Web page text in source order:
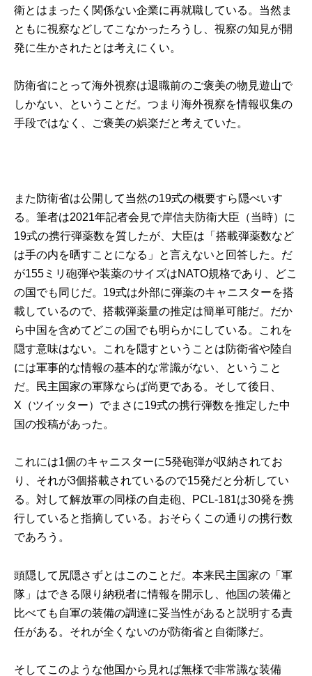
衛とはまったく関係ない企業に再就職している。当然ま
ともに視察などしてこなかったろうし、視察の知見が開
発に生かされたとは考えにくい。
防衛省にとって海外視察は退職前のご褒美の物見遊山で
しかない、ということだ。つまり海外視察を情報収集の
手段ではなく、ご褒美の娯楽だと考えていた。
また防衛省は公開して当然の19式の概要すら隠ぺいす
る。筆者は2021年記者会見で岸信夫防衛大臣（当時）に
19式の携行弾薬数を質したが、大臣は「搭載弾薬数など
は手の内を晒すことになる」と言えないと回答した。だ
が155ミリ砲弾や装薬のサイズはNATO規格であり、どこ
の国でも同じだ。19式は外部に弾薬のキャニスターを搭
載しているので、搭載弾薬量の推定は簡単可能だ。だか
ら中国を含めてどこの国でも明らかにしている。これを
隠す意味はない。これを隠すということは防衛省や陸自
には軍事的な情報の基本的な常識がない、ということ
だ。民主国家の軍隊ならば尚更である。そして後日、
X（ツイッター）でまさに19式の携行弾数を推定した中
国の投稿があった。
これには1個のキャニスターに5発砲弾が収納されてお
り、それが3個搭載されているので15発だと分析してい
る。対して解放軍の同様の自走砲、PCL-181は30発を携
行していると指摘している。おそらくこの通りの携行数
であろう。
頭隠して尻隠さずとはこのことだ。本来民主国家の「軍
隊」はできる限り納税者に情報を開示し、他国の装備と
比べても自軍の装備の調達に妥当性があると説明する責
任がある。それが全くないのが防衛省と自衛隊だ。
そしてこのような他国から見れば無様で非常識な装備